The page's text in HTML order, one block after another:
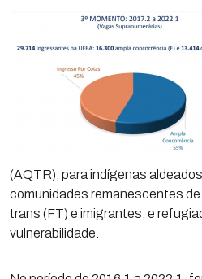
(AQTR), para indígenas
comunidades remanescentes
trans (FT) e imigrantes, e
vulnerabilidade.